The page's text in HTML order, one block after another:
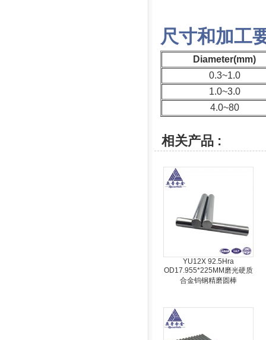
尺寸和加工
Diameter(mm)
0.3~1.0
1.0~3.0
4.0~80
相关产品 :
YU12X 92.5Hra
OD17.955*225MM磨光硬质
合金钨钢精磨圆棒